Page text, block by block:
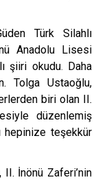
Türk Silahlı
Anadolu Lisesi
şiiri okudu. Daha
Tolga Ustaoğlu,
biri olan II.
düzenlemiş
hepinize teşekkür
II. İnönü Zaferi’nin